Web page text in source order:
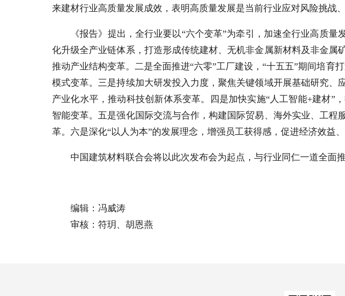
来建材行业高质量发展成效，表明高质量发展是当前行业应对风险挑战
《报告》提出，全行业要以“六个变革”为牵引，加速全行业高质
化升级全产业链体系，打造形成传统建材、无机非金属新材料及非金属
推动产业结构变革。二是全面推进“六零”工厂建设，“十五五”期间培育
模式变革。三是持续加大研发投入力度，聚焦关键领域开展基础研究
产业化水平，推动科技创新体系变革。四是加快实施“人工智能+建材
智能变革。五是强化国际交流与合作，构建国际贸易、海外实业、工
革。六是深化“以人为本”的发展理念，增强员工获得感，促进经济效益
中国建筑材料联合会将以此次发布会为起点，与行业同仁一道全面
编辑：冯威涛
审核：符玥、胡恩燕